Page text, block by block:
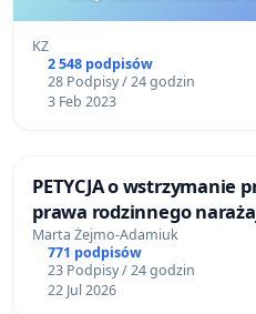
KZ
2 548 podpisów
28 Podpisy / 24 godzin
3 Feb 2023
PETYCJA o wstrzymanie
prawa
Marta Żejmo-Adamiuk
771 podpisów
23 Podpisy / 24 godzin
22 Jul 2026